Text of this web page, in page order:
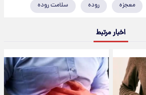
معجزه روده سلامت روده
اخبار مرتبط